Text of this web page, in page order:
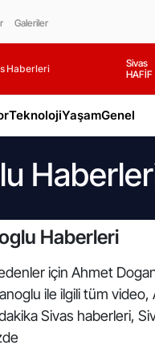
Galeriler
Haberleri
Sivas
HAFİF
TeknolojiYaşamGenel
Haberleri
için Ahmet
ile ilgili tüm
Sivas haberleri,